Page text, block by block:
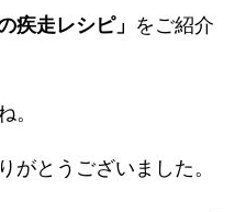
疾走レシピ」 をご紹介
。
がとうございました。